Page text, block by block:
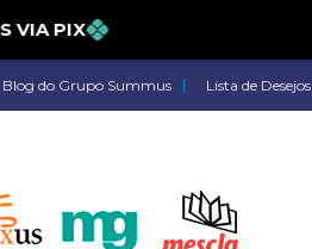
PIX
Blog do Grupo Summus Lista de Desejos